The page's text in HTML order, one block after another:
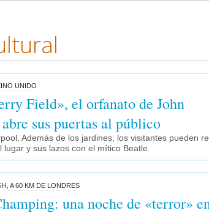
UNIDO
Field», el orfanato de John
sus puertas al público
Además de los jardines, los visitantes pueden
y sus lazos con el mítico Beatle.
A 60 KM DE LONDRES
una noche de «terror»